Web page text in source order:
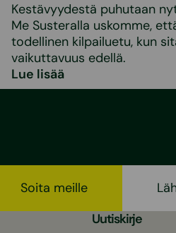
Kestävyydestä puhutaan
Me Susteralla uskomme,
todellinen kilpailuetu, kun
vaikuttavuus edellä.
Lue lisää
Soita meille
Uutiskirje